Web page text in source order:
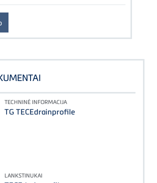
TECHNINĖ INFORMACIJA
TG TECEdrainprofile
LANKSTINUKAI